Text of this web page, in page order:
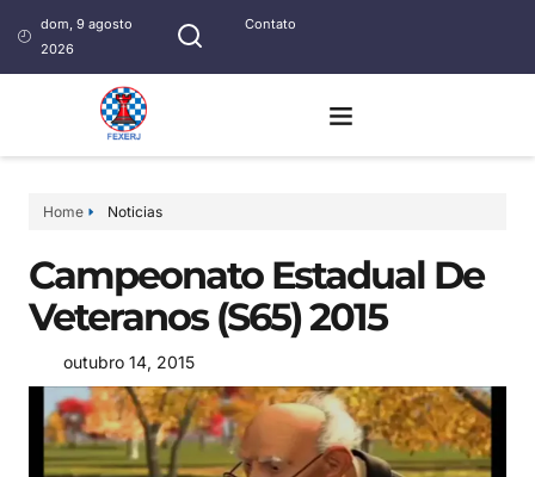
dom, 9 agosto
2026
Contato
Home Noticias
Campeonato Estadual De
Veteranos (S65) 2015
outubro 14, 2015